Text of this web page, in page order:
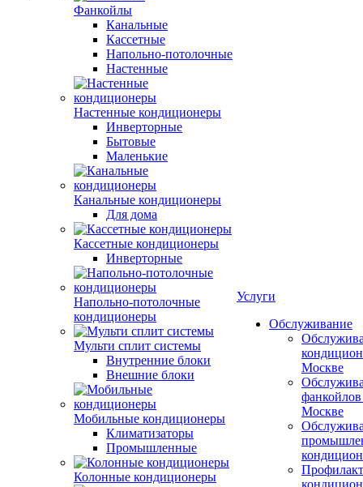
Фанкойлы
Канальные
Кассетные
Напольно-потолочные
Настенные
Настенные кондиционеры
Инверторные
Бытовые
Маленькие
Канальные кондиционеры
Для дома
Кассетные кондиционеры
Инверторные
Напольно-потолочные
кондиционеры
Мульти сплит системы
Внутренние блоки
Внешние блоки
Мобильные кондиционеры
Климатизаторы
Промышленные
Колонные кондиционеры
Услуги
Обслуживание
Москве
Москве